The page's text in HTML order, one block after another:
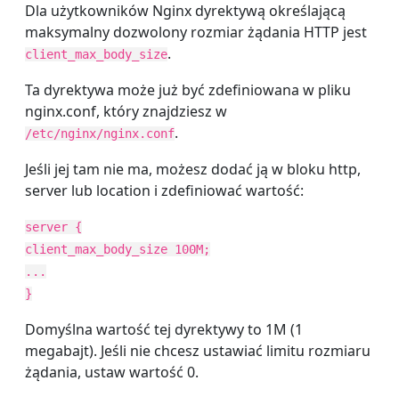
Dla użytkowników Nginx dyrektywą określającą
maksymalny dozwolony rozmiar żądania HTTP jest
client_max_body_size.
Ta dyrektywa może już być zdefiniowana w pliku
nginx.conf, który znajdziesz w
/etc/nginx/nginx.conf.
Jeśli jej tam nie ma, możesz dodać ją w bloku http,
server lub location i zdefiniować wartość:
server {
client_max_body_size 100M;
...
}
Domyślna wartość tej dyrektywy to 1M (1
megabajt). Jeśli nie chcesz ustawiać limitu rozmiaru
żądania, ustaw wartość 0.